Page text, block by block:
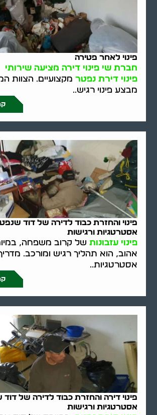
פינוי לאחר פטירה
חברת שי פינוי דירה מציעה שירותי
פינוי דירת נפטר מקצועיים. הצוות
מבצע פינוי רגיש..
פינוי והחזרת כבוד לדירה של דוד
אסטרטגיות ורגישות
פינוי עזבונות של קרוב משפחה,
אהוב, הוא תהליך רגיש ומורכב.
אסטרטגיות..
פינוי דירה והחזרת כבוד לדירה של
אסטרטגיות ורגישות